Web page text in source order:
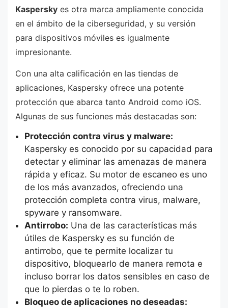
Kaspersky es otra marca ampliamente conocida
en el ámbito de la ciberseguridad, y su versión
para dispositivos móviles es igualmente
impresionante.
Con una alta calificación en las tiendas de
aplicaciones, Kaspersky ofrece una potente
protección que abarca tanto Android como iOS.
Algunas de sus funciones más destacadas son:
Protección contra virus y malware:
Kaspersky es conocido por su capacidad para
detectar y eliminar las amenazas de manera
rápida y eficaz. Su motor de escaneo es uno
de los más avanzados, ofreciendo una
protección completa contra virus, malware,
spyware y ransomware.
Antirrobo: Una de las características más
útiles de Kaspersky es su función de
antirrobo, que te permite localizar tu
dispositivo, bloquearlo de manera remota e
incluso borrar los datos sensibles en caso de
que lo pierdas o te lo roben.
Bloqueo de aplicaciones no deseadas: